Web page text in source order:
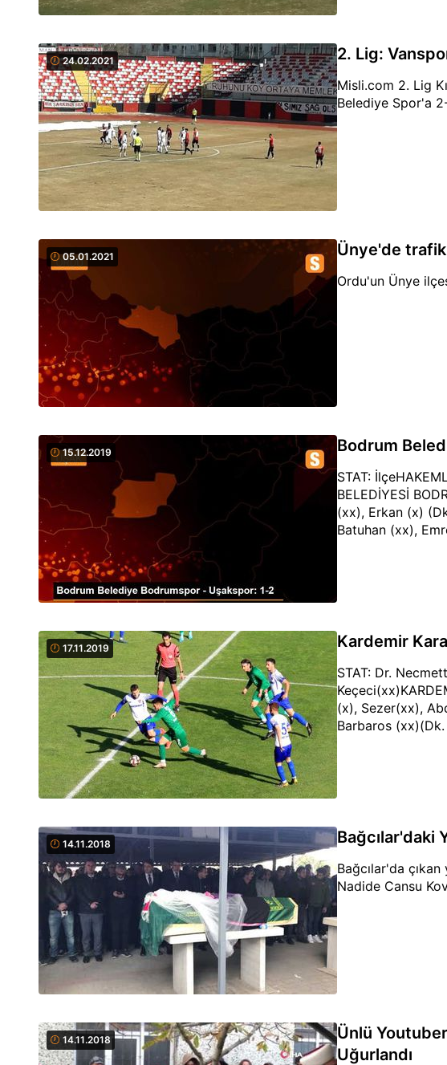
24.02.2021 2. Lig:
Misli.com 2. Lig
Belediye Spor'a
05.01.2021 Ünye'de trafik
Ordu'un Ünye
15.12.2019 Bodrum
STAT:
BELEDİYESİ
(xx), Erkan (x)
Batuhan (xx),
17.11.2019 Kardemir
STAT: Dr.
(x), Sezer(xx),
Barbaros (xx)(Dk.
14.11.2018 Bağcılar'daki
Bağcılar'da
Nadide Cansu
14.11.2018
Ünlü
Uğurlandı